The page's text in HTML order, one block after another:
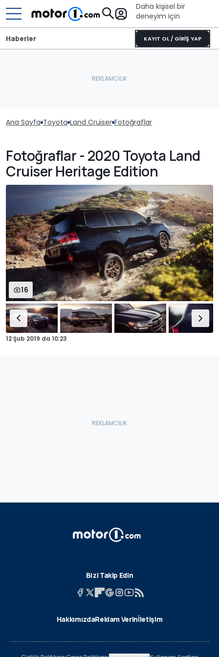
Daha kişisel bir
deneyim için
KAYIT OL / GİRİŞ YAP
Haberler
Ana Sayfa Toyota Land Cruiser Fotoğraflar
Fotoğraflar - 2020 Toyota Land
Cruiser Heritage Edition
16
12 Şub 2019 da 10:23
Bizi Takip Edin
HakkımızdaReklam Verinİletişim